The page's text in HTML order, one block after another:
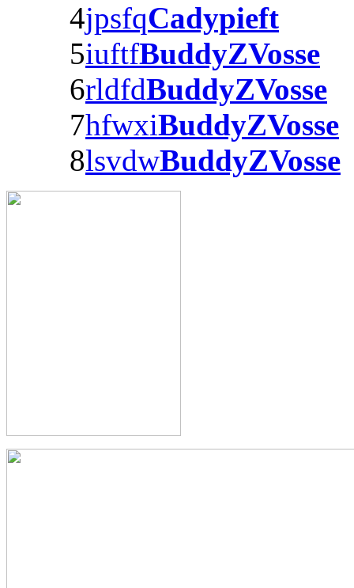
4jpsfqCadypieft
5iuftfBuddyZVosse
6rldfdBuddyZVosse
7hfwxiBuddyZVosse
8lsvdwBuddyZVosse